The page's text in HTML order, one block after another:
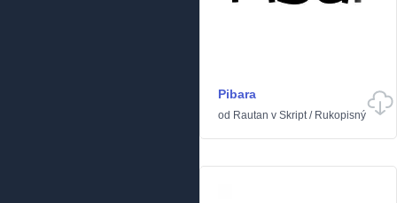
Pibara
od Rautan v Skript/ Rukopisný